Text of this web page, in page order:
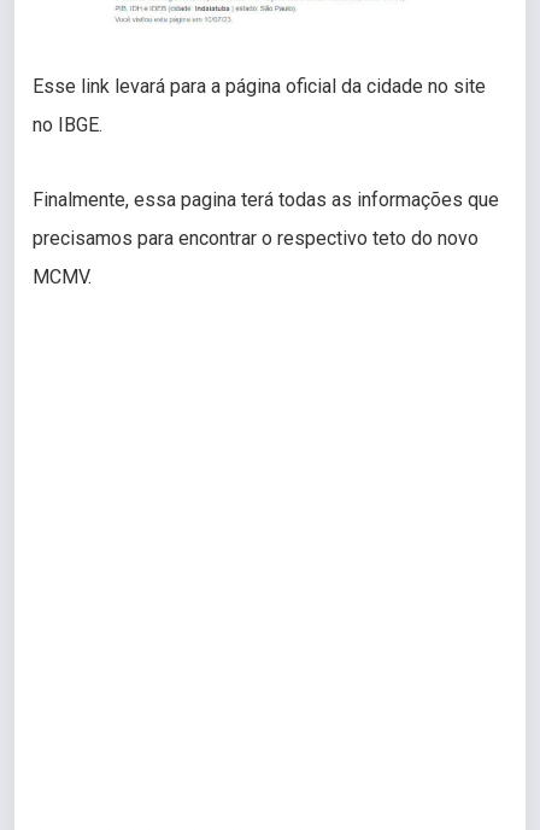
Esse link levará para a página oficial da cidade no site
no IBGE.
Finalmente, essa pagina terá todas as informações que
precisamos para encontrar o respectivo teto do novo
MCMV.